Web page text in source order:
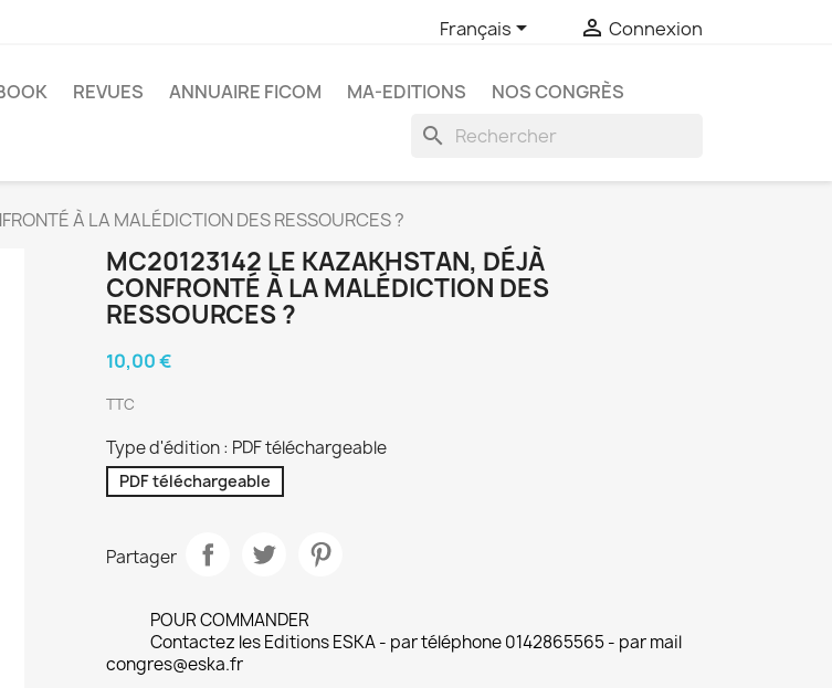
Français  Connexion
REVUES ANNUAIRE FICOM MA-EDITIONS NOS CONGRÈS
search
À LA MALÉDICTION DES RESSOURCES ?
MC20123142 LE KAZAKHSTAN, DÉJÀ
CONFRONTÉ À LA MALÉDICTION DES
RESSOURCES ?
10,00 €
TTC
Type d'édition : PDF téléchargeable
PDF téléchargeable
Partager
POUR COMMANDER
Contactez les Editions ESKA - par téléphone 0142865565 - par mail
congres@eska.fr